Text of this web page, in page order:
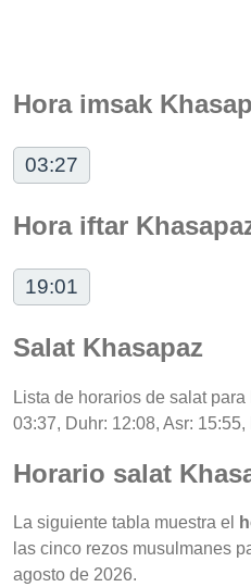
Hora imsak
03:27
Hora iftar
19:01
Salat Khasapaz
Lista de horarios de salat
03:37, Duhr: 12:08, Asr:
Horario salat
La siguiente tabla muestra el
las cinco rezos musulmanes
agosto de 2026.